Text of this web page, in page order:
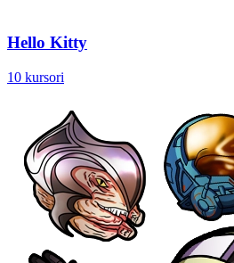
Hello Kitty
10 kursori